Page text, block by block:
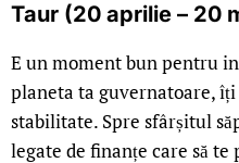
Taur (20 aprilie – 20
E un moment bun pentru
planeta ta guvernatoare, îți
stabilitate. Spre sfârșitul
legate de finanțe care să te